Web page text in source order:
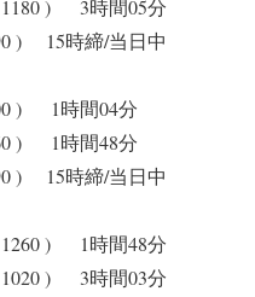
1180 ) 3時間05分
) 15時締/当日中
) 1時間04分
) 1時間48分
) 15時締/当日中
1260 ) 1時間48分
1020 ) 3時間03分